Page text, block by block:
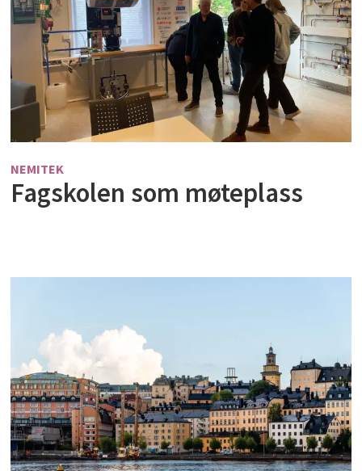
NEMITEK
Fagskolen som møteplass